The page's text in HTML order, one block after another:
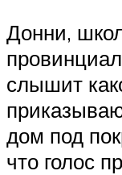
Донни,
слышит
дом под
что голос